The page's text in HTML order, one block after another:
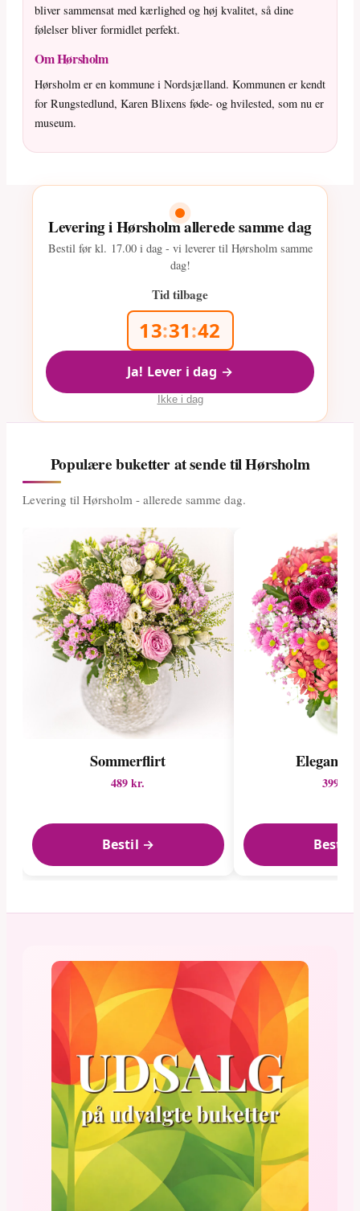
bliver sammensat med kærlighed og høj kvalitet, så dine
følelser bliver formidlet perfekt.
Om Hørsholm
Hørsholm er en kommune i Nordsjælland. Kommunen er kendt
for Rungstedlund, Karen Blixens føde- og hvilested, som nu er
museum.
Levering i Hørsholm allerede samme dag
Bestil før kl. 17.00i dag - vi leverer til Hørsholm samme
dag!
Tid tilbage
13:31:41
Ja! Lever i dag →
Ikke i dag
Populære buketter at sende til Hørsholm
Levering til Hørsholm - allerede samme dag.
Sommerflirt
489 kr.
Bestil →
Elegant
399 kr.
Bestil